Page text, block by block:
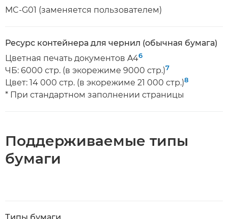
MC-G01 (заменяется пользователем)
Ресурс контейнера для чернил (обычная бумага)
Цветная печать документов A46
ЧБ: 6000 стр. (в экорежиме 9000 стр.)7
Цвет: 14 000 стр. (в экорежиме 21 000 стр.)8
* При стандартном заполнении страницы
Поддерживаемые типы
бумаги